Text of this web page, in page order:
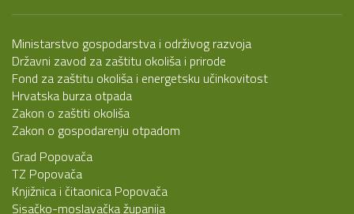
Ministarstvo gospodarstva i održivog razvoja
Državni zavod za zaštitu okoliša i prirode
Fond za zaštitu okoliša i energetsku učinkovitost
Hrvatska burza otpada
Zakon o zaštiti okoliša
Zakon o gospodarenju otpadom
Grad Popovača
TZ Popovača
Knjižnica i čitaonica Popovača
Sisačko-moslavačka županija